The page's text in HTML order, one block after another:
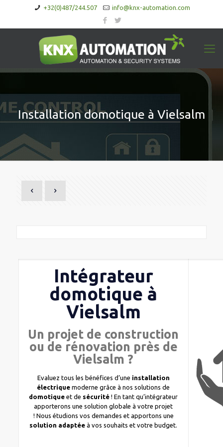
+32(0)487/244.507 info@knx-automation.com
Installation domotique à Vielsalm
Intégrateur
domotique à
Vielsalm
Un projet de construction
ou de rénovation près de
Vielsalm ?
Evaluez tous les bénéfices d’une installation
électrique moderne grâce à nos solutions de
domotique et de sécurité ! En tant qu’intégrateur
apporterons une solution globale à votre projet
! Nous étudions vos demandes et apportons une
solution adaptéeà vos souhaits et votre budget.